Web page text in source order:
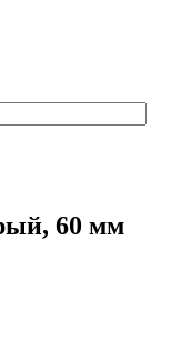
60 мм